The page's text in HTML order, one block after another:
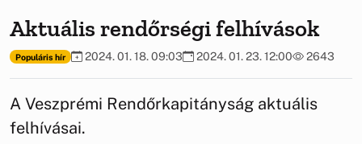
Aktuális rendőrségi felhívások
Populáris hír 2024. 01. 18. 09:03 2024. 01. 23. 12:00 2643
A Veszprémi Rendőrkapitányság aktuális
felhívásai.